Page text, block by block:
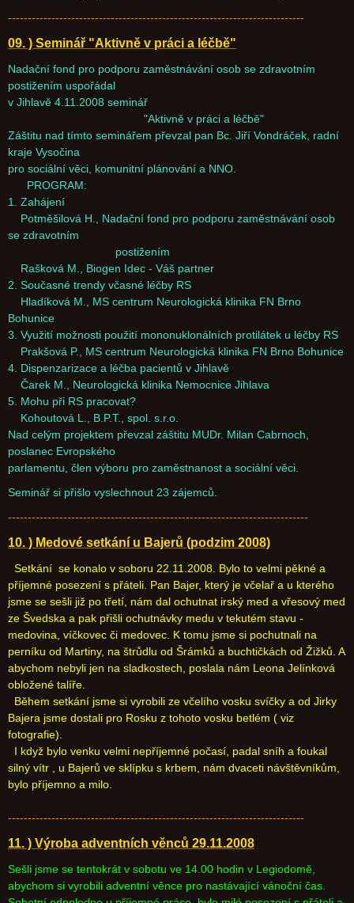
---------------------------------------------------------------------------
09. ) Seminář "Aktivně v práci a léčbě"
Nadační fond pro podporu zaměstnávání osob se zdravotním
postižením uspořádal
v Jihlavě 4.11.2008 seminář
"Aktivně v práci a léčbě"
Záštitu nad tímto seminářem převzal pan Bc. Jiří Vondráček, radní
kraje Vysočina
pro sociální věci, komunitní plánování a NNO.
PROGRAM:
1. Zahájení
Potměšilová H., Nadační fond pro podporu zaměstnávání osob
se zdravotním
postižením
Rašková M., Biogen Idec - Váš partner
2. Současné trendy včasné léčby RS
Hladíková M., MS centrum Neurologická klinika FN Brno
Bohunice
3. Využití možnosti použití mononuklonálních protilátek u léčby RS
Prakšová P., MS centrum Neurologická klinika FN Brno Bohunice
4. Dispenzarizace a léčba pacientů v Jihlavě
Čarek M., Neurologická klinika Nemocnice Jihlava
5. Mohu při RS pracovat?
Kohoutová L., B.P.T., spol. s.r.o.
Nad celým projektem převzal záštitu MUDr. Milan Cabrnoch,
poslanec Evropského
parlamentu, člen výboru pro zaměstnanost a sociální věci.
Seminář si přišlo vyslechnout 23 zájemců.
----------------------------------------------------------------------------
10. ) Medové setkání u Bajerů (podzim 2008)
Setkání se konalo v soboru 22.11.2008. Bylo to velmi pěkné a
příjemné posezení s přáteli. Pan Bajer, který je včelař a u kterého
jsme se sešli již po třetí, nám dal ochutnat irský med a vřesový med
ze Švedska a pak přišli ochutnávky medu v tekutém stavu -
medovina, víčkovec či medovec. K tomu jsme si pochutnali na
perníku od Martiny, na štrůdlu od Šrámků a buchtičkách od Žižků. A
abychom nebyli jen na sladkostech, poslala nám Leona Jelínková
obložené talíře.
Během setkání jsme si vyrobili ze včelího vosku svíčky a od Jirky
Bajera jsme dostali pro Rosku z tohoto vosku betlém ( viz
fotografie).
I když bylo venku velmi nepříjemné počasí, padal sníh a foukal
silný vítr , u Bajerů ve sklípku s krbem, nám dvaceti návštěvníkům,
bylo příjemno a milo.
---------------------------------------------------------------------------
11. ) Výroba adventních věnců 29.11.2008
Sešli jsme se tentokrát v sobotu ve 14.00 hodin v Legiodomě,
abychom si vyrobili adventní věnce pro nastávající vánoční čas.